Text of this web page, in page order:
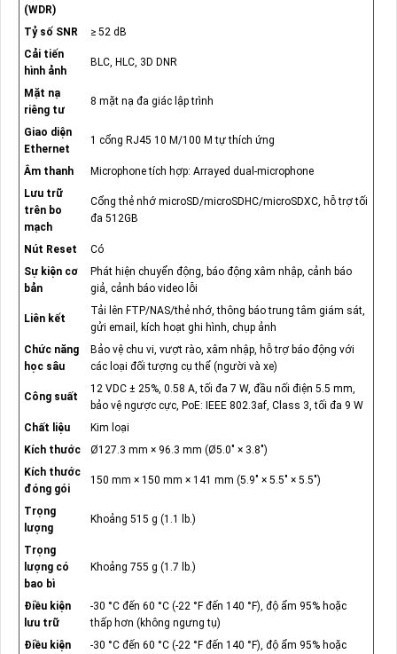
(WDR)
Tỷ số SNR
≥ 52 dB
Cải tiến
hình ảnh
BLC, HLC, 3D DNR
Mặt nạ
riêng tư
8 mặt nạ đa giác lập trình
Giao diện
Ethernet
1 cổng RJ45 10 M/100 M tự thích ứng
Âm thanh
Microphone tích hợp: Arrayed dual-microphone
Lưu trữ
trên bo
mạch
Cổng thẻ nhớ microSD/microSDHC/microSDXC, hỗ trợ tối
đa 512GB
Nút Reset
Có
Sự kiện cơ
bản
Phát hiện chuyển động, báo động xâm nhập, cảnh báo
giả, cảnh báo video lỗi
Liên kết
Tải lên FTP/NAS/thẻ nhớ, thông báo trung tâm giám sát,
gửi email, kích hoạt ghi hình, chụp ảnh
Chức năng
học sâu
Bảo vệ chu vi, vượt rào, xâm nhập, hỗ trợ báo động với
các loại đối tượng cụ thể (người và xe)
Công suất
12 VDC ± 25%, 0.58 A, tối đa 7 W, đầu nối điện 5.5 mm,
bảo vệ ngược cực, PoE: IEEE 802.3af, Class 3, tối đa 9 W
Chất liệu
Kim loại
Kích thước
Ø127.3 mm × 96.3 mm (Ø5.0" × 3.8")
Kích thước
đóng gói
150 mm × 150 mm × 141 mm (5.9" × 5.5" × 5.5")
Trọng
lượng
Khoảng 515 g (1.1 lb.)
Trọng
lượng có
bao bì
Khoảng 755 g (1.7 lb.)
Điều kiện
lưu trữ
-30 °C đến 60 °C (-22 °F đến 140 °F), độ ẩm 95% hoặc
thấp hơn (không ngưng tụ)
Điều kiện
-30 °C đến 60 °C (-22 °F đến 140 °F), độ ẩm 95% hoặc